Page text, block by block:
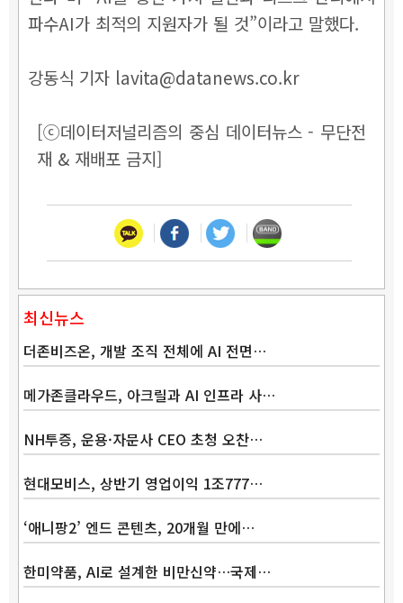
파수AI가 최적의 지원자가 될 것”이라고 말했다.
강동식 기자 lavita@datanews.co.kr
[ⓒ데이터저널리즘의 중심 데이터뉴스 - 무단전
재 & 재배포 금지]
최신뉴스
더존비즈온, 개발 조직 전체에 AI 전면…
메가존클라우드, 아크릴과 AI 인프라 사…
NH투증, 운용·자문사 CEO 초청 오찬…
현대모비스, 상반기 영업이익 1조777…
‘애니팡2’ 엔드 콘텐츠, 20개월 만에…
한미약품, AI로 설계한 비만신약…국제…